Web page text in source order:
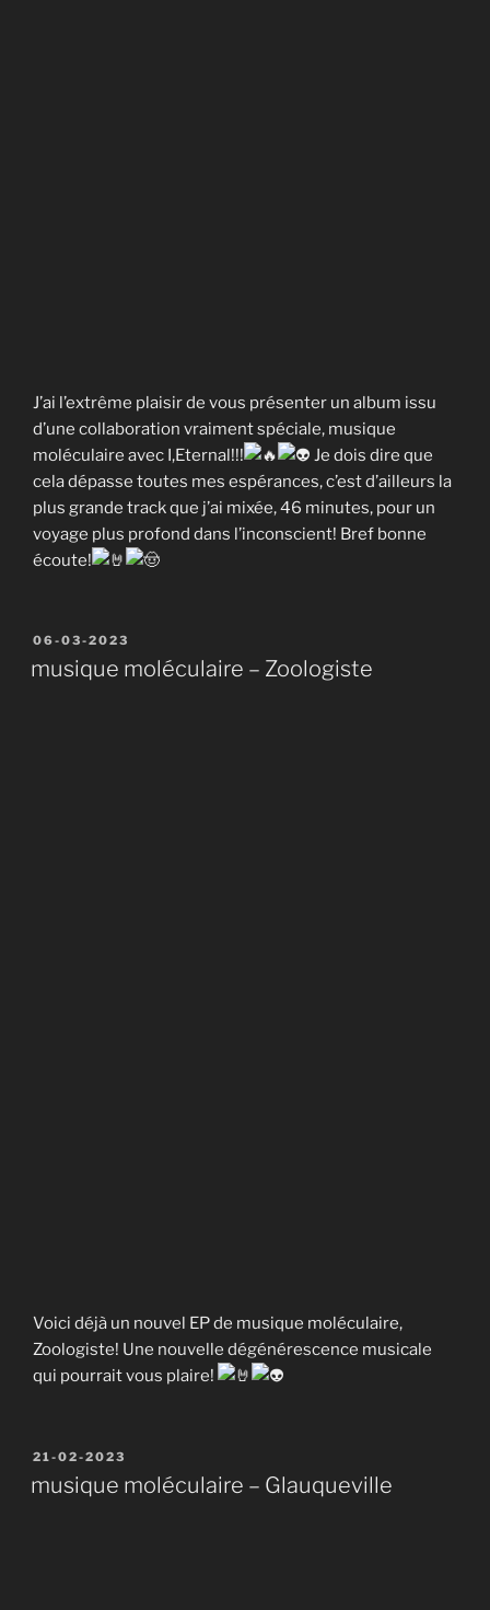
J’ai l’extrême plaisir de vous présenter un album issu
d’une collaboration vraiment spéciale, musique
moléculaire avec I,Eternal!!!
Je dois dire que
cela dépasse toutes mes espérances, c’est d’ailleurs la
plus grande track que j’ai mixée, 46 minutes, pour un
voyage plus profond dans l’inconscient! Bref bonne
écoute!
Publié
06-03-2023
musique moléculaire – Zoologiste
Voici déjà un nouvel EP de musique moléculaire,
Zoologiste! Une nouvelle dégénérescence musicale
qui pourrait vous plaire!
Publié
21-02-2023
musique moléculaire – Glauqueville